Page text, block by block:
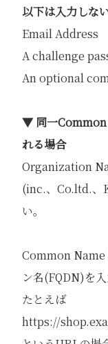
以下は入力しな
Email Address
A challenge
An optional
▼ 同一Common
れる場合
Organization
(inc.、Co.ltd.、
い。
Common Name
ン名(FQDN)を入
たとえば
https://